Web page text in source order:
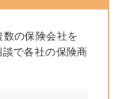
の保険会社を
で各社の保険商